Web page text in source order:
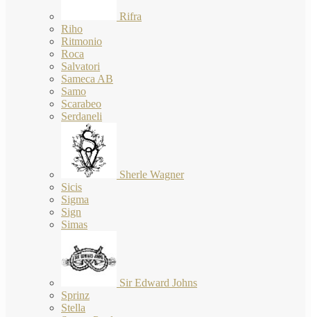
Rifra
Riho
Ritmonio
Roca
Salvatori
Sameca AB
Samo
Scarabeo
Serdaneli
Sherle Wagner
Sicis
Sigma
Sign
Simas
Sir Edward Johns
Sprinz
Stella